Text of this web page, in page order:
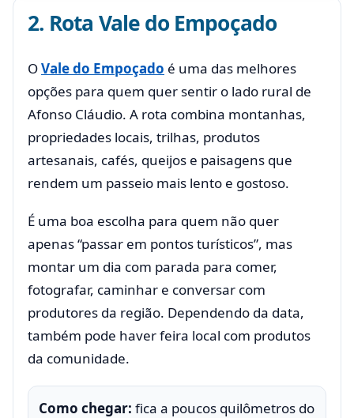
2. Rota Vale do Empoçado
OVale do Empoçado é uma das melhores
opções para quem quer sentir o lado rural de
Afonso Cláudio. A rota combina montanhas,
propriedades locais, trilhas, produtos
artesanais, cafés, queijos e paisagens que
rendem um passeio mais lento e gostoso.
É uma boa escolha para quem não quer
apenas “passar em pontos turísticos”, mas
montar um dia com parada para comer,
fotografar, caminhar e conversar com
produtores da região. Dependendo da data,
também pode haver feira local com produtos
da comunidade.
Como chegar: fica a poucos quilômetros do